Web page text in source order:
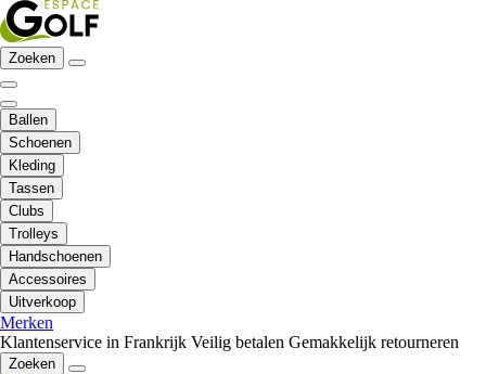
Zoeken
Ballen
Schoenen
Kleding
Tassen
Clubs
Trolleys
Handschoenen
Accessoires
Uitverkoop
Merken
Klantenservice in Frankrijk Veilig betalen Gemakkelijk retourneren
Zoeken